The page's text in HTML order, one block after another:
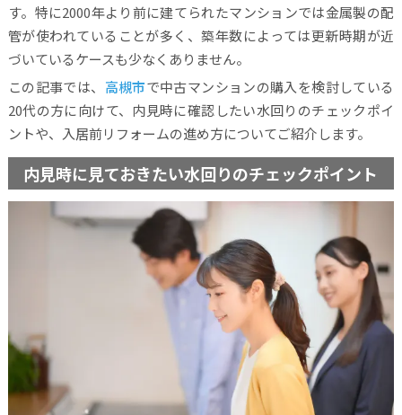
す。特に2000年より前に建てられたマンションでは金属製の配
管が使われていることが多く、築年数によっては更新時期が近
づいているケースも少なくありません。
この記事では、 高槻市で中古マンションの購入を検討している
20代の方に向けて、内見時に確認したい水回りのチェックポイ
ントや、入居前リフォームの進め方についてご紹介します。
内見時に見ておきたい水回りのチェックポイント